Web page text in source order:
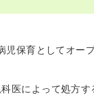
保育としてオー
医によって処方